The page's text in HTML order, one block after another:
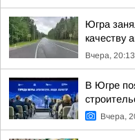
Югра
качеству
Вчера, 20:13
В Югре
Вчера,